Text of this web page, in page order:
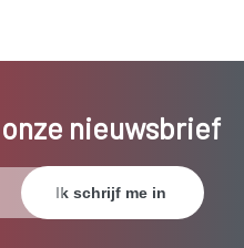
nieuwsbrief